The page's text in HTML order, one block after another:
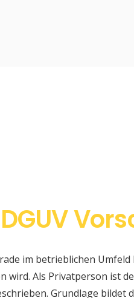
im betrieblichen Umfeld
Als Privatperson ist
Grundlage bildet